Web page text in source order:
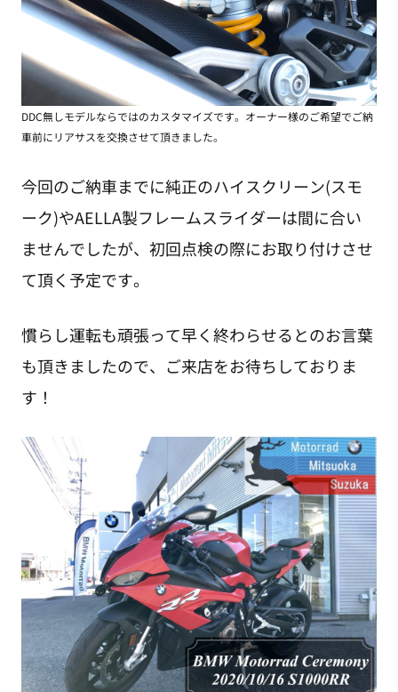
DDC無しモデルならではのカスタマイズです。オーナー様のご希望でご納
車前にリアサスを交換させて頂きました。
今回のご納車までに純正のハイスクリーン(スモ
ーク)やAELLA製フレームスライダーは間に合い
ませんでしたが、初回点検の際にお取り付けさせ
て頂く予定です。
慣らし運転も頑張って早く終わらせるとのお言葉
も頂きましたので、ご来店をお待ちしておりま
す！